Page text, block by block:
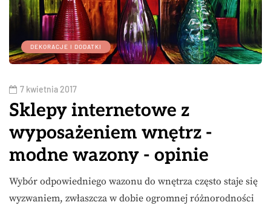
DEKORACJE I DODATKI
7 kwietnia 2017
Sklepy internetowe z
wyposażeniem wnętrz -
modne wazony - opinie
Wybór odpowiedniego wazonu do wnętrza często staje się
wyzwaniem, zwłaszcza w dobie ogromnej różnorodności